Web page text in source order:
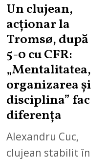
Un clujean,
acționar la
Tromsø, după
5-0 cu CFR:
„Mentalitatea,
organizarea și
disciplina” fac
diferența
Alexandru Cuc,
clujean stabilit în